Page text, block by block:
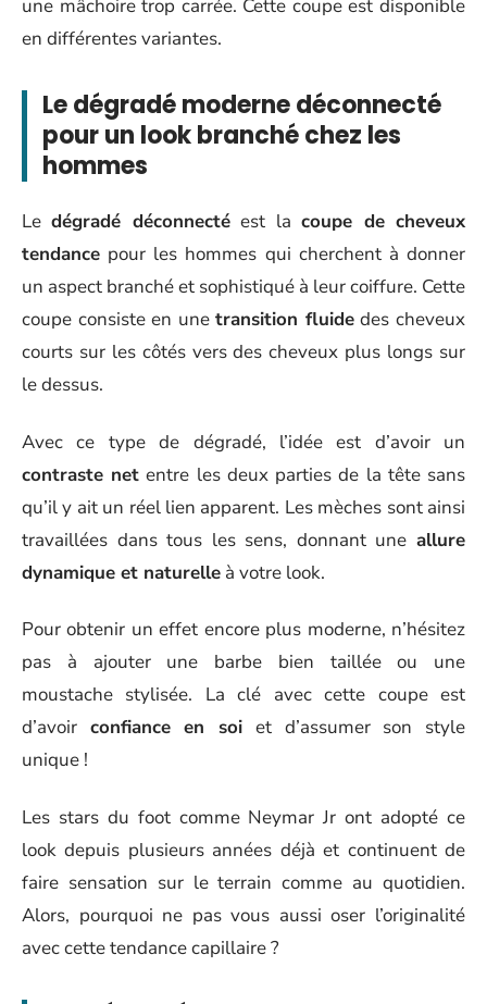
une mâchoire trop carrée. Cette coupe est disponible
en différentes variantes.
Le dégradé moderne déconnecté
pour un look branché chez les
hommes
Ledégradé déconnectéest lacoupe de cheveux
tendance pour les hommes qui cherchent à donner
un aspect branché et sophistiqué à leur coiffure. Cette
coupe consiste en unetransition fluidedes cheveux
courts sur les côtés vers des cheveux plus longs sur
le dessus.
Avec ce type de dégradé, l’idée est d’avoir un
contraste net entre les deux parties de la tête sans
qu’il y ait un réel lien apparent. Les mèches sont ainsi
travaillées dans tous les sens, donnant une allure
dynamique et naturelle à votre look.
Pour obtenir un effet encore plus moderne, n’hésitez
pas à ajouter une barbe bien taillée ou une
moustache stylisée. La clé avec cette coupe est
d’avoir confiance en soi et d’assumer son style
unique !
Les stars du foot comme Neymar Jr ont adopté ce
look depuis plusieurs années déjà et continuent de
faire sensation sur le terrain comme au quotidien.
Alors, pourquoi ne pas vous aussi oser l’originalité
avec cette tendance capillaire ?